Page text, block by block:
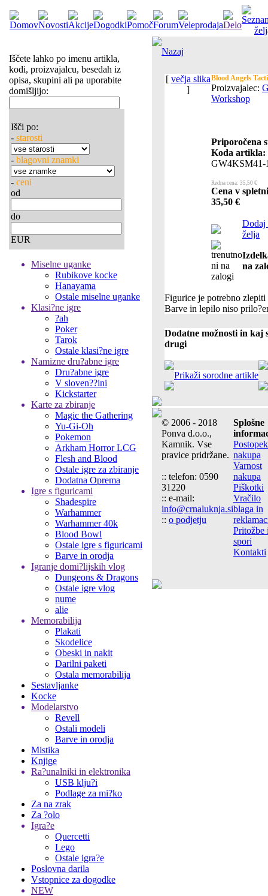
Iščete lahko po imenu artikla,
kodi, proizvajalcu, besedah iz
opisa, skupini ali pa uporabite
domišljijo:
Išči po:
- starosti
- blagovni znamki
- ceni
od
do
EUR
Miselne uganke
Rubikove kocke
Hanayama
Ostale miselne uganke
Klasi?ne igre
?ah
Poker
Tarok
Ostale klasi?ne igre
Namizne dru?abne igre
Dru?abne igre
V sloven??ini
Kickstarter
Karte za zbiranje
Magic the Gathering
Yu-Gi-Oh
Pokemon
Arkham Horror LCG
Flesh and Blood
Ostale igre za zbiranje
Dodatna Oprema
Igre s figuricami
Shadespire
Warhammer
Warhammer 40k
Blood Bowl
Ostale igre s figuricami
Barve in orodja
Igranje domi?lijskih vlog
Dungeons & Dragons
Ostale igre vlog
nume
alie
Memorabilija
Plakati
Skodelice
Obeski in nakit
Darilni paketi
Ostala memorabilija
Sestavljanke
Kocke
Modelarstvo
Revell
Ostali modeli
Barve in orodja
Mistika
Knjige
Ra?unalniki in elektronika
USB klju?i
Podlage za mi?ko
Za na zrak
Za ?olo
Igra?e
Quercetti
Lego
Ostale igra?e
Poslovna darila
Vstopnice za dogodke
NEW
Nazaj
[ večja slika
]
Blood Angels
Proizvajalec:
Workshop
Priporočena
Koda artikla:
GW4KSM41-
Redna cena: 35,50 €
Cena v
35,50 €
Dodaj
želja
na
Figurice je potrebno
Barve in lepilo niso
Dodatne možnosti in kaj
drugi
Prikaži sorodne artikle
© 2006 - 2018
Ponva d.o.o.,
Kamnik. Vse
pravice pridržane.
:: telefon: 0590
31220
:: e-mail:
info@crnaluknja.si
:: o podjetju
Splošne
Postopek
nakupa
Varnost
nakupa
Piškotki
Vračilo
blaga in
Pritožbe
spori
Kontakti